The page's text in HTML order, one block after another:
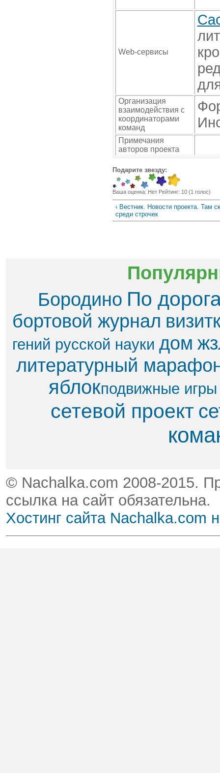
Web-сервисы
Организация
взаимодействия с
координаторами
команд
Примечания
авторов проекта
Подарите звезду:
Ваша оценка: Нет Рейтинг: 10 (1 голос)
‹ Вестник. Новости проекта. Там
среди строчек
Бородино По
бортовой журнал
гений русской науки дом
литературный
яблок​подвижные игры
сетевой проект
© Nachalka.com 2008-2015.
ссылка на сайт обязательна.
Хостинг сайта Nachalka.com